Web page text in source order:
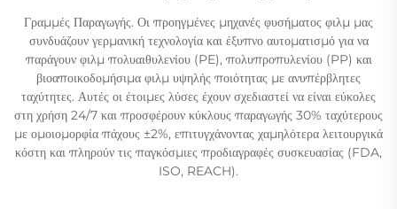
Γραμμές Παραγωγής. Οι προηγμένες μηχανές φυσήματος φιλμ μας
συνδυάζουν γερμανική τεχνολογία και έξυπνο αυτοματισμό για να
παράγουν φιλμ πολυαιθυλενίου (PE), πολυπροπυλενίου (PP) και
βιοαποικοδομήσιμα φιλμ υψηλής ποιότητας με ανυπέρβλητες
ταχύτητες. Αυτές οι έτοιμες λύσες έχουν σχεδιαστεί να είναι εύκολες
στη χρήση 24/7 και προσφέρουν κύκλους παραγωγής 30% ταχύτερους
με ομοιομορφία πάχους ±2%, επιτυγχάνοντας χαμηλότερα λειτουργικά
κόστη και πληρούν τις παγκόσμιες προδιαγραφές συσκευασίας (FDA,
ISO, REACH).